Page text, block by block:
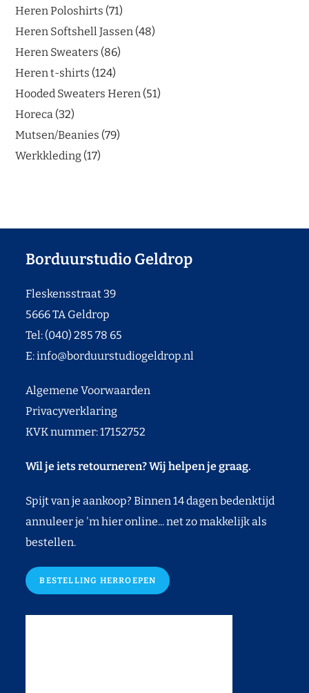
Heren Poloshirts 71
Heren Softshell Jassen 48
Heren Sweaters 86
Heren t-shirts 124
Hooded Sweaters Heren 51
Horeca 32
Mutsen/Beanies 79
Werkkleding 17
Borduurstudio Geldrop
Fleskensstraat 39
5666 TA Geldrop
Tel: (040) 285 78 65
E:info@borduurstudiogeldrop.nl
Algemene Voorwaarden
Privacyverklaring
KVK nummer: 17152752
Wil je iets retourneren? Wij helpen je graag.
Spijt van je aankoop? Binnen 14 dagen bedenktijd
annuleer je 'm hier online... net zo makkelijk als
bestellen.
BESTELLING HERROEPEN